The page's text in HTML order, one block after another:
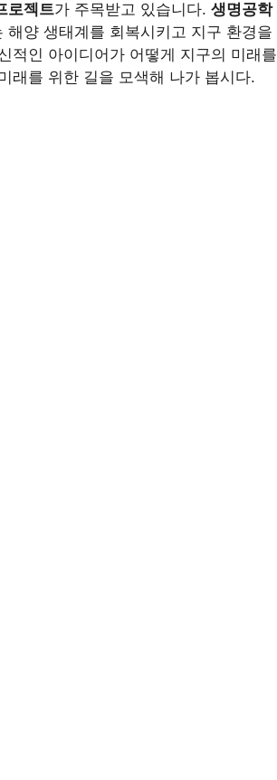
로젝트가 주목받고 있습니다. 생명공학
해양 생태계를 회복시키고 지구 환경을
적인 아이디어가 어떻게 지구의 미래를
래를 위한 길을 모색해 나가 봅시다.